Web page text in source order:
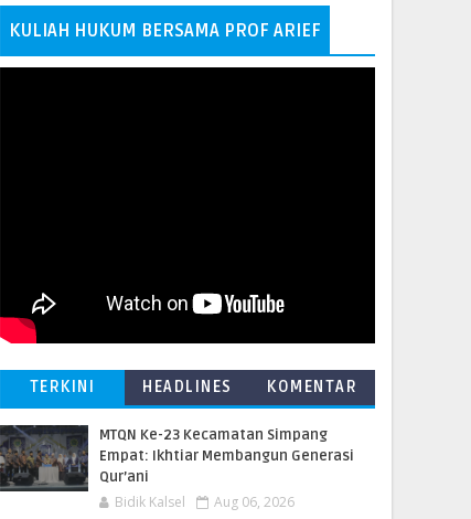
KULIAH HUKUM BERSAMA PROF ARIEF
TERKINI HEADLINES KOMENTAR
MTQN Ke-23 Kecamatan Simpang
Empat: Ikhtiar Membangun Generasi
Qur’ani
Bidik Kalsel Aug 06, 2026